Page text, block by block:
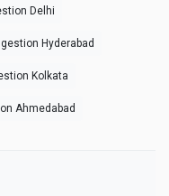
Delhi
Hyderabad
Kolkata
Ahmedabad